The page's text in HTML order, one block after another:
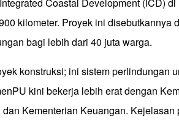
kilometer. Proyek ini disebutkannya
bagi lebih dari 40 juta warga.
konstruksi; ini sistem perlindungan
kini bekerja lebih erat dengan
dan Kementerian Keuangan. Kejelasan